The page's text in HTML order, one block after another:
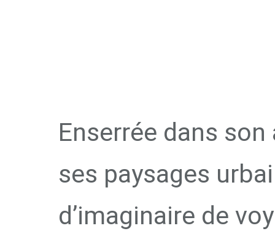
Enserrée dans
ses paysages
d’imaginaire de